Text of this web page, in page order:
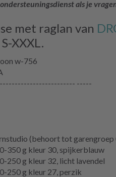
als je
met raglan van
XXXL.
w-756
-----
(behoort tot garengroep
350 g kleur 30, spijkerblauw
250 g kleur 32, licht lavendel
250 g kleur 27, perzik